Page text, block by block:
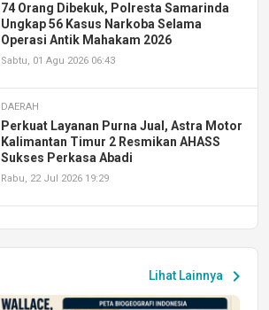
74 Orang Dibekuk, Polresta Samarinda
Ungkap 56 Kasus Narkoba Selama
Operasi Antik Mahakam 2026
Sabtu, 01 Agu 2026 06:43
DAERAH
Perkuat Layanan Purna Jual, Astra Motor
Kalimantan Timur 2 Resmikan AHASS
Sukses Perkasa Abadi
Rabu, 22 Jul 2026 19:29
Peluang Kerja dan Magang
Jumat, 17 Jul 2026 22:30
Lihat Lainnya chevron_right